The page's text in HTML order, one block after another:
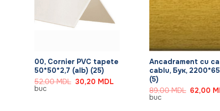
00, Cornier PVC tapete
50*50*2,7 (alb) (25)
52,00MDL Prețul
inițial
30,20 MDL
30,20 MDL.
buc
Ancadrament cu
cablu, Бук,
(5)
89,00MDL Prețul
inițial
62,00
buc